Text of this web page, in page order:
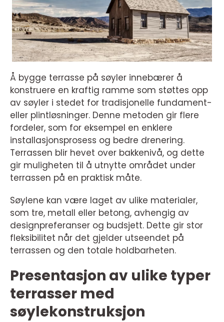
Å bygge terrasse på søyler innebærer å
konstruere en kraftig ramme som støttes opp
av søyler i stedet for tradisjonelle fundament-
eller plintløsninger. Denne metoden gir flere
fordeler, som for eksempel en enklere
installasjonsprosess og bedre drenering.
Terrassen blir hevet over bakkenivå, og dette
gir muligheten til å utnytte området under
terrassen på en praktisk måte.
Søylene kan være laget av ulike materialer,
som tre, metall eller betong, avhengig av
designpreferanser og budsjett. Dette gir stor
fleksibilitet når det gjelder utseendet på
terrassen og den totale holdbarheten.
Presentasjon av ulike typer
terrasser med
søylekonstruksjon